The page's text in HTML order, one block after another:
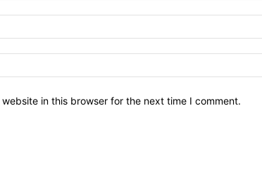
in this browser for the next time I comment.